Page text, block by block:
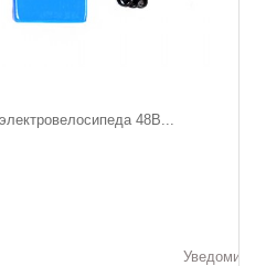
48В...
Уведомить